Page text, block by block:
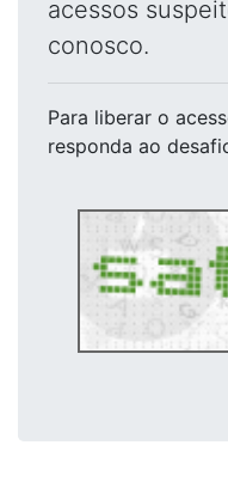
acessos
conosco.
Para liberar o
responda ao